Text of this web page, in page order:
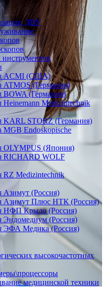
ДВУ
ACMI (США)
ATMOS (Германия)
BOWA (Германия)
Heinemann Medizintechnik
KARL STORZ (Германия)
MGB Endoskopische
OLYMPUS (Япония)
RICHARD WOLF
RZ Medizintechnik
Азимут (Россия)
Азимут Плюс НТК (Россия)
НФП Крыло (Россия)
Эндомедиум (Россия)
ЭФА Медика (Россия)
высокочастотных
медицинской техники